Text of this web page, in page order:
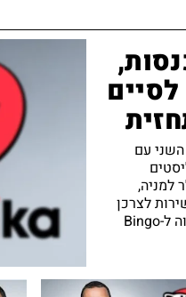
עם
הרווח עמד על 0.13 דולר למניה,
ישירות לצרכן
זינקו ב-63%, ו-Disney Solitaire כמעט משתווה ל-Bingo